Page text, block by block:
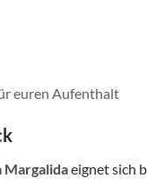
euren Aufenthalt
Margalidaeignet sich